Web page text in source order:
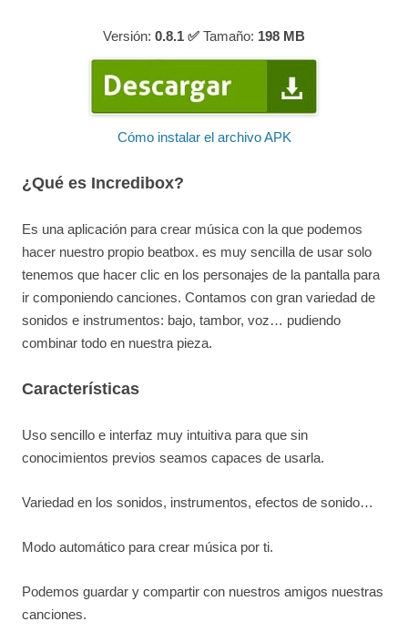
Versión: 0.8.1 ✅ Tamaño: 198 MB
Cómo instalar el archivo APK
¿Qué es Incredibox?
Es una aplicación para crear música con la que podemos
hacer nuestro propio beatbox. es muy sencilla de usar solo
tenemos que hacer clic en los personajes de la pantalla para
ir componiendo canciones. Contamos con gran variedad de
sonidos e instrumentos: bajo, tambor, voz… pudiendo
combinar todo en nuestra pieza.
Características
Uso sencillo e interfaz muy intuitiva para que sin
conocimientos previos seamos capaces de usarla.
Variedad en los sonidos, instrumentos, efectos de sonido…
Modo automático para crear música por ti.
Podemos guardar y compartir con nuestros amigos nuestras
canciones.